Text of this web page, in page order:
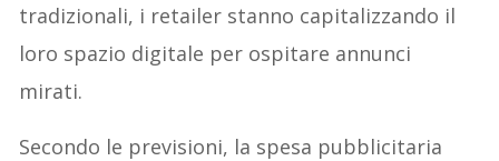
tradizionali, i retailer stanno capitalizzando il
loro spazio digitale per ospitare annunci
mirati.
Secondo le previsioni, la spesa pubblicitaria